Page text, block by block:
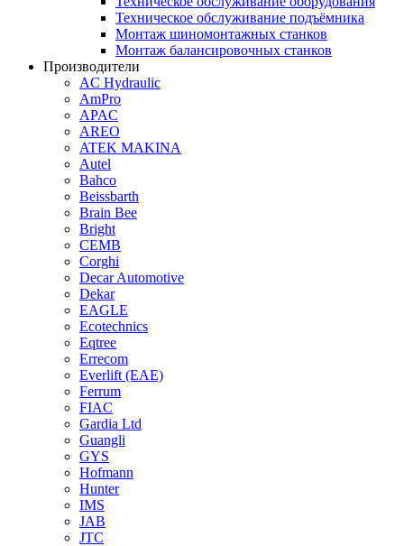
Техническое обслуживание подъёмника
Монтаж шиномонтажных станков
Монтаж балансировочных станков
Производители
AC Hydraulic
AmPro
APAC
AREO
ATEK MAKINA
Autel
Bahco
Beissbarth
Brain Bee
Bright
CEMB
Corghi
Decar Automotive
Dekar
EAGLE
Ecotechnics
Eqtree
Errecom
Everlift (EAE)
Ferrum
FIAC
Gardia Ltd
Guangli
GYS
Hofmann
Hunter
IMS
JAB
JTC